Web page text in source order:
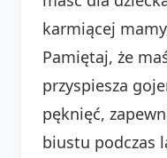
karmiącej
Pamiętaj, że
przyspiesza
pęknięć,
biustu podczas